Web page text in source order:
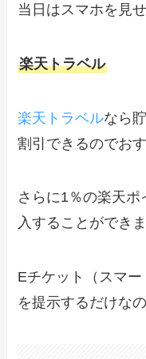
当日はスマホを見
楽天トラベル
楽天トラベルなら
割引できるのでお
さらに1％の楽天
入することができま
Eチケット（スマー
を提示するだけな